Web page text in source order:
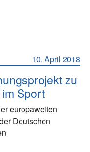
10. April 2018
zu
Sport
europaweiten
Deutschen